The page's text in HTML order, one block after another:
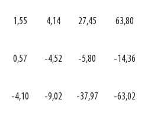
1,55 4,14 27,45 63,80
0,57 -4,52 -5,80 -14,36
-4,10 -9,02 -37,97 -63,02